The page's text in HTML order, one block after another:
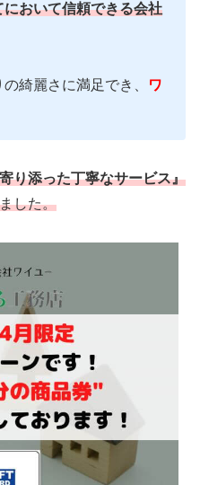
したが、こまめに連絡
木さんが色々と提案、
工務店に決めました。
修理をお願いしまし
こまめにして頂き、仕
、新築同様になり、と
おいて信頼できる会社
綺麗さに満足でき、
ワ
り添った丁寧なサービス』
した。